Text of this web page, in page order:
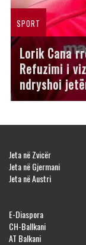
SPORT
Lorik Cana
Refuzimi i
ndryshoi
Jeta në Zvicër
Jeta në Gjermani
Jeta në Austri
E-Diaspora
CH-Ballkani
AT Balkani